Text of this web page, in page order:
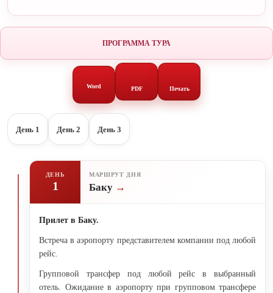
ПРОГРАММА ТУРА
Word PDF Печать
День 1 День 2 День 3
ДЕНЬ
1
МАРШРУТ ДНЯ
Баку
Прилет в Баку.
Встреча в аэропорту представителем компании под любой
рейс.
Групповой трансфер под любой рейс в выбранный
отель. Ожидание в аэропорту при групповом трансфере